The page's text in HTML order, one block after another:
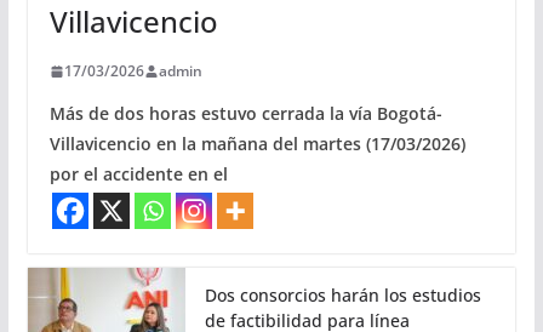
Villavicencio
17/03/2026 admin
Más de dos horas estuvo cerrada la vía Bogotá-
Villavicencio en la mañana del martes (17/03/2026)
por el accidente en el
Dos consorcios harán los estudios
de factibilidad para línea